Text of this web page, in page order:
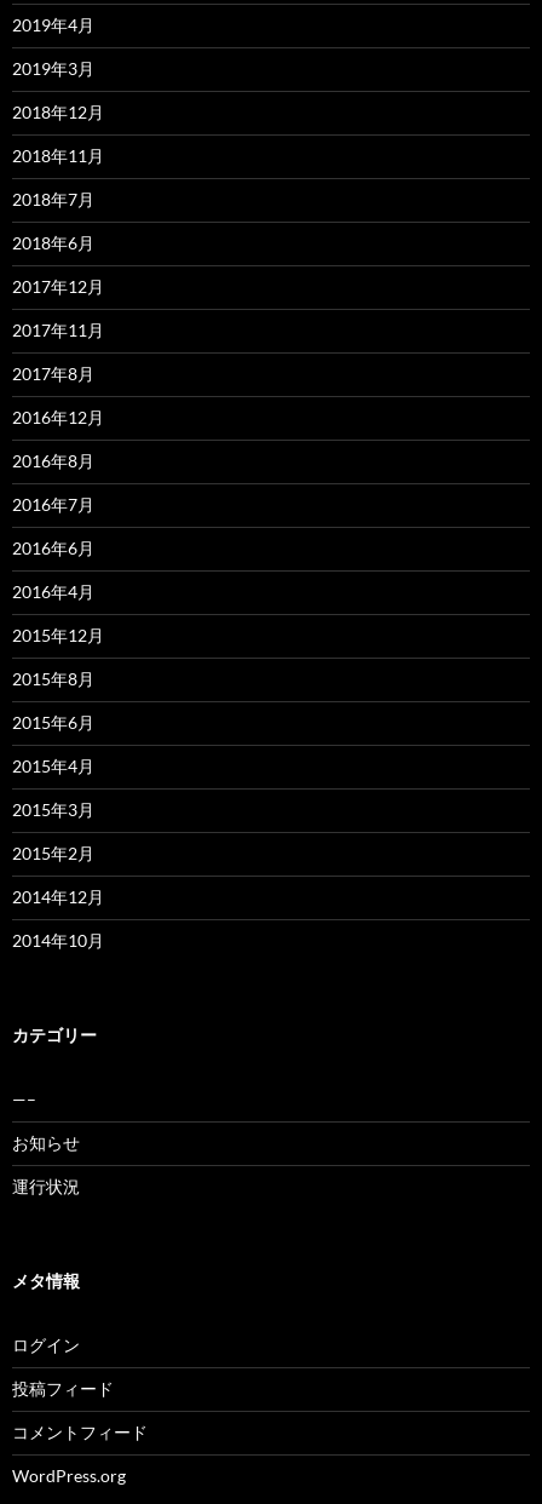
2019年4月
2019年3月
2018年12月
2018年11月
2018年7月
2018年6月
2017年12月
2017年11月
2017年8月
2016年12月
2016年8月
2016年7月
2016年6月
2016年4月
2015年12月
2015年8月
2015年6月
2015年4月
2015年3月
2015年2月
2014年12月
2014年10月
カテゴリー
—–
お知らせ
運行状況
メタ情報
ログイン
投稿フィード
コメントフィード
WordPress.org